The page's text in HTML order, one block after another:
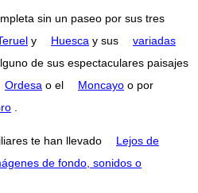
sin un paseo por sus tres
y Huesca y sus
variadas
de sus espectaculares paisajes
Ordesa o el Moncayo o por
te han llevado
Lejos de
de fondo, sonidos o